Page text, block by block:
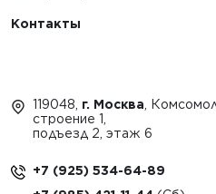
Контакты
119048, г. Москва ,
строение 1,
подъезд 2, этаж 6
+7 (925) 534-64-89